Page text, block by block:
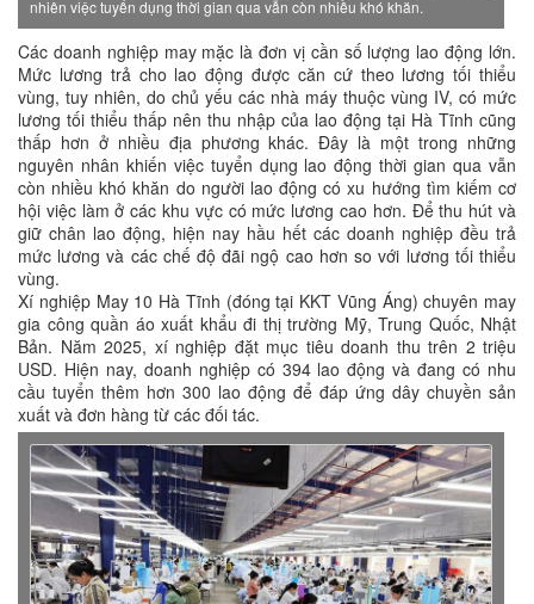
nhiên việc tuyển dụng thời gian qua vẫn còn nhiều khó khăn.
Các doanh nghiệp may mặc là đơn vị cần số lượng lao động lớn.
Mức lương trả cho lao động được căn cứ theo lương tối thiểu
vùng, tuy nhiên, do chủ yếu các nhà máy thuộc vùng IV, có mức
lương tối thiểu thấp nên thu nhập của lao động tại Hà Tĩnh cũng
thấp hơn ở nhiều địa phương khác. Đây là một trong những
nguyên nhân khiến việc tuyển dụng lao động thời gian qua vẫn
còn nhiều khó khăn do người lao động có xu hướng tìm kiếm cơ
hội việc làm ở các khu vực có mức lương cao hơn. Để thu hút và
giữ chân lao động, hiện nay hầu hết các doanh nghiệp đều trả
mức lương và các chế độ đãi ngộ cao hơn so với lương tối thiểu
vùng.
Xí nghiệp May 10 Hà Tĩnh (đóng tại KKT Vũng Áng) chuyên may
gia công quần áo xuất khẩu đi thị trường Mỹ, Trung Quốc, Nhật
Bản. Năm 2025, xí nghiệp đặt mục tiêu doanh thu trên 2 triệu
USD. Hiện nay, doanh nghiệp có 394 lao động và đang có nhu
cầu tuyển thêm hơn 300 lao động để đáp ứng dây chuyền sản
xuất và đơn hàng từ các đối tác.